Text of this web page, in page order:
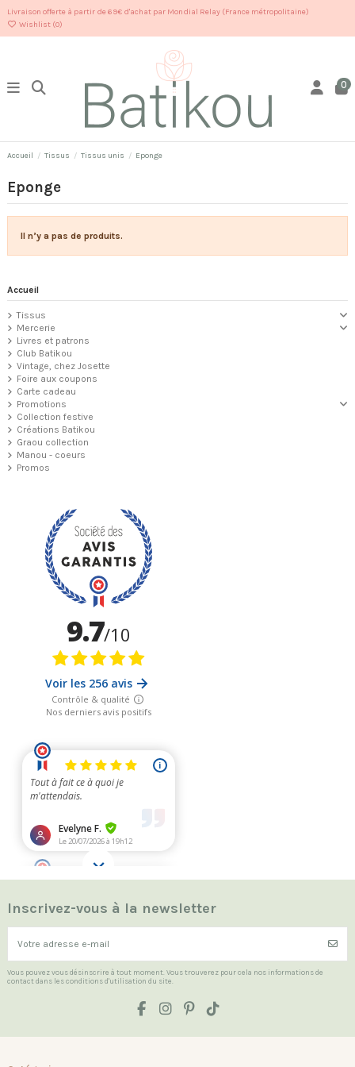
Livraison offerte à partir de 69€ d'achat par Mondial Relay (France métropolitaine)
Wishlist (0)
0
Accueil Tissus Tissus unis Eponge
Eponge
Il n’y a pas de produits.
Accueil
Tissus
Mercerie
Livres et patrons
Club Batikou
Vintage, chez Josette
Foire aux coupons
Carte cadeau
Promotions
Collection festive
Créations Batikou
Graou collection
Manou - coeurs
Promos
Inscrivez-vous à la newsletter
Vous pouvez vous désinscrire à tout moment. Vous trouverez pour cela nos informations de
contact dans les conditions d'utilisation du site.